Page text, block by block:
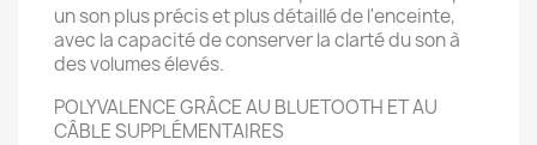
un son plus précis et plus détaillé de l'enceinte,
avec la capacité de conserver la clarté du son à
des volumes élevés.
POLYVALENCE GRÂCE AU BLUETOOTH ET AU
CÂBLE SUPPLÉMENTAIRES